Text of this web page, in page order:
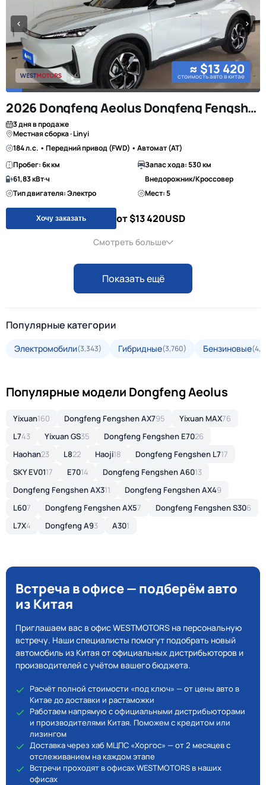
≈ $13 420
стоимость авто в китае
2026 Dongfeng Aeolus Dongfeng Fengshen L7
3 дня в продаже
Местная сборка · Linyi
184 л.с. • Передний привод (FWD) • Автомат (AT)
Пробег: 6к км
Запас хода: 530 км
61,83 кВт·ч
Внедорожник/Кроссовер
Тип двигателя: Электро
Мест: 5
Хочу заказать от $13 420USD
Смотреть больше
Показать ещё
Популярные категории
Электромобили(3,343) Гибридные(3,760) Бензиновые
Популярные модели Dongfeng Aeolus
Yixuan160 Dongfeng Fengshen AX795 Yixuan MAX76
L743 Yixuan GS35 Dongfeng Fengshen E7026
Haohan23 L822 Haoji18 Dongfeng Fengshen L717
SKY EV0117 E7014 Dongfeng Fengshen A6013
Dongfeng Fengshen AX311 Dongfeng Fengshen AX49
L607 Dongfeng Fengshen AX57 Dongfeng Fengshen S306
L7X4 Dongfeng A93 A301
Встреча в офисе — подберём авто
из Китая
Приглашаем вас в офис WESTMOTORS на персональную
встречу. Наши специалисты помогут подобрать новый
автомобиль из Китая от официальных дистрибьюторов и
производителей с учётом вашего бюджета.
Расчёт полной стоимости «под ключ» — от цены авто в
Китае до доставки и растаможки
Работаем напрямую с официальными дистрибьюторами
и производителями Китая. Поможем с кредитом или
лизингом
Доставка через хаб МЦПС «Хоргос» — от 2 месяцев с
отслеживанием на каждом этапе
Встречи проходят в офисах WESTMOTORS в наших
офисах